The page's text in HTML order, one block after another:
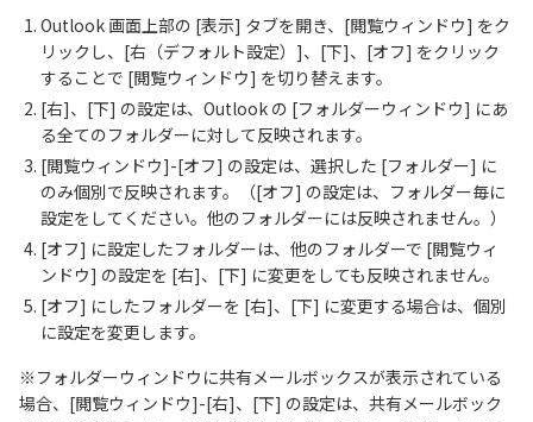
Outlook 画面上部の [表示] タブを開き、[閲覧ウィンドウ] をク
リックし、[右（デフォルト設定）]、[下]、[オフ] をクリック
することで [閲覧ウィンドウ] を切り替えます。
[右]、[下] の設定は、Outlook の [フォルダーウィンドウ] にあ
る全てのフォルダーに対して反映されます。
[閲覧ウィンドウ]-[オフ] の設定は、選択した [フォルダー] に
のみ個別で反映されます。（[オフ] の設定は、フォルダー毎に
設定をしてください。他のフォルダーには反映されません。）
[オフ] に設定したフォルダーは、他のフォルダーで [閲覧ウィ
ンドウ] の設定を [右]、[下] に変更をしても反映されません。
[オフ] にしたフォルダーを [右]、[下] に変更する場合は、個別
に設定を変更します。
※フォルダーウィンドウに共有メールボックスが表示されている
場合、[閲覧ウィンドウ]-[右]、[下] の設定は、共有メールボック